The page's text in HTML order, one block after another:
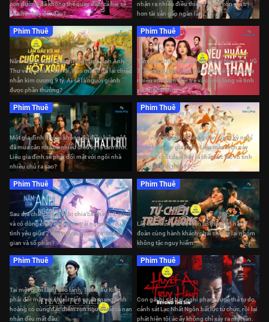
con đường đã không thể quay đầu, cả hai sẽ
bỏ chạy hay đối đầu?
nhận ra nhiều điều thiêng liêng còn giá trị
hơn tài sản gấp ngàn lần.
Phim Thuê
Làm Giàu Với Ma: Cuộc Chiến Hột
Xoàn
Năm người cùng đưa thi thể minh tinh Anh
Thư về quê nhà, đổi lại, hồn ma sẽ trả lại chiếc
nhẫn kim cương 9 tỷ. Ai sẽ là người giành
được phần thưởng?
Phim Thuê
Yêu Nhầm Bạn Thân 2025
Tam giác tình yêu Bình An (Kaity Nguyễn), Vũ
Trần và cậu bạn thân Bảo Toàn sẽ đưa ta qua
nhiều xúc cảm tuổi trẻ và cả nỗi lòng về tình
yêu, tình bạn.
Phim Thuê
Nhà Hai Chủ
Một gia đình nhỏ vì không đủ điều kiện nên
đã mua căn nhà có nhiều điều kỳ lạ tâm linh.
Liệu gia đình sẽ phải đối mặt với ngôi nhà
nhiều chủ ra sao?
Phim Thuê
Nhà Mình Đi Thôi
Khát vốn startup, Phương dàn dựng kỳ nghỉ
hoàn hảo cho gia đình. Liệu màn kịch này
giúp cô chốt deal hay là chất xúc tác vô tình
hàn gắn tình thân?
Phim Thuê
Năm Của Anh, Ngày Của Em
Sau địa chấn, thế giới bị chia cắt thành 2 vùng
và có dòng chảy thời gian trái ngược. Liệu
tình yêu giữa 2 con người có vượt qua thời
gian và số phận?
Phim Thuê
Tử Chiến Trên Không
Lấy cảm hứng từ sự kiện có thật, phi hành
đoàn cùng hành khách phải chống lại nhóm
không tặc nguy hiểm.
Phim Thuê
Thám Tử Kiên: Kỳ Án Không Đầu
Tại một ngôi làng hẻo lánh, Thám Tử Kiên
phải đối mặt với chuỗi tám vụ án mạng kinh
hoàng có cùng đặc điểm rợn người: tất cả nạn
nhân đều mất đầu.
Phim Thuê
Huyết Án Truy Hành
Con gái bị sát hại, nghi phạm được thả tự do,
cảnh sát Lạc Nhất Ngôn bất lực từ chức, rồi lại
phát hiện tội ác ấy không chỉ xảy ra một lần.